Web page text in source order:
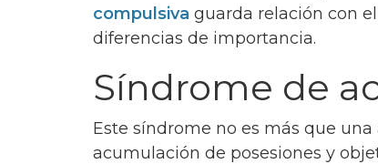
compulsiva guarda relación con
diferencias de importancia.
Síndrome de
Este síndrome no es más que
acumulación de posesiones y